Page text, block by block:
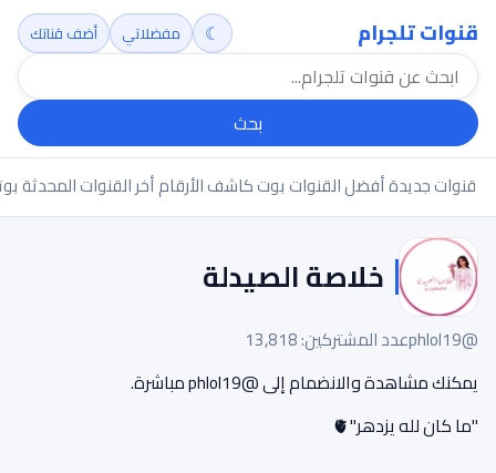
قنوات تلجرام
بحث
☾ مفضلاتي أضف قناتك
قنوات جديدةأفضل القنواتبوت كاشف الأرقامأخر القنوات المحدثة
خلاصة الصيدلة
@phlol19
عدد المشتركين: 13,818
يمكنك مشاهدة والانضمام إلى @phlol19 مباشرة.
"ما كان لله يزدهر"🫀